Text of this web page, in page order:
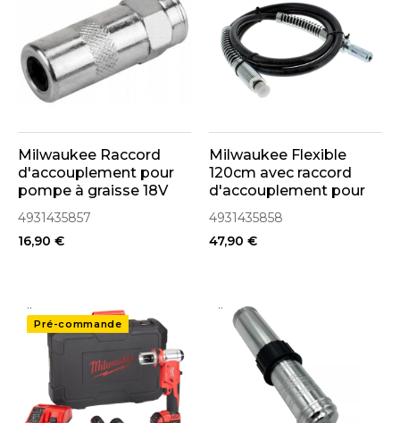
Milwaukee Raccord
d'accouplement pour
pompe à graisse 18V
M18 GG (4931435857)
4931435857
16,90 €
Milwaukee Flexible
120cm avec raccord
d'accouplement pour
pompe à graisse 18V
M18 GG (4931435858)
4931435858
47,90 €
..
Pré-commande
..